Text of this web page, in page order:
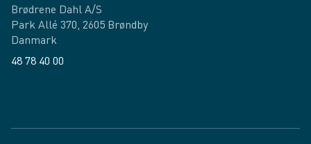
Brødrene Dahl A/S
Park Allé 370, 2605 Brøndby
Danmark
48 78 40 00